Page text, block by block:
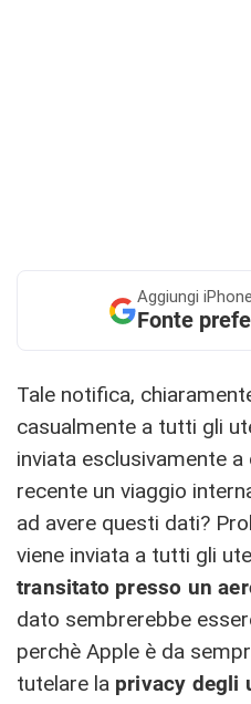
Aggiungi
Fonte
Tale notifica,
casualmente a tutti gli
inviata esclusivamente
recente un viaggio
ad avere questi dati?
viene inviata a tutti gli
transitato presso un
dato sembrerebbe
perchè Apple è da
tutelare la privacy degli